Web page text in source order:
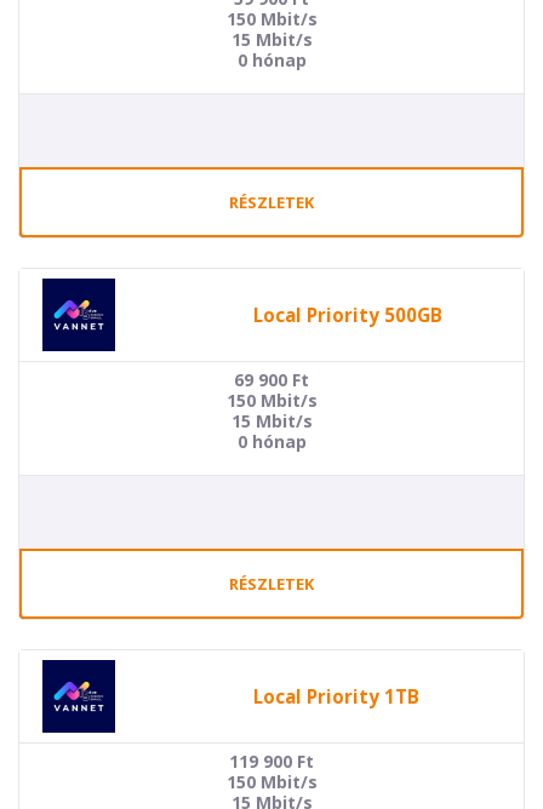
150 Mbit/s
15 Mbit/s
0 hónap
RÉSZLETEK
Local Priority 500GB
69 900 Ft
150 Mbit/s
15 Mbit/s
0 hónap
RÉSZLETEK
Local Priority 1TB
119 900 Ft
150 Mbit/s
15 Mbit/s